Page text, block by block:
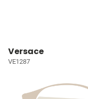
Versace
VE1287